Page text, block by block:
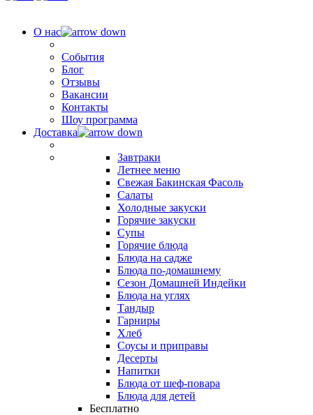
О нас
События
Блог
Отзывы
Вакансии
Контакты
Шоу программа
Доставка
Завтраки
Летнее меню
Свежая Бакинская Фасоль
Салаты
Холодные закуски
Горячие закуски
Супы
Горячие блюда
Блюда на садже
Блюда по-домашнему
Сезон Домашней Индейки
Блюда на углях
Тандыр
Гарниры
Хлеб
Соусы и приправы
Десерты
Напитки
Блюда от шеф-повара
Блюда для детей
Бесплатно